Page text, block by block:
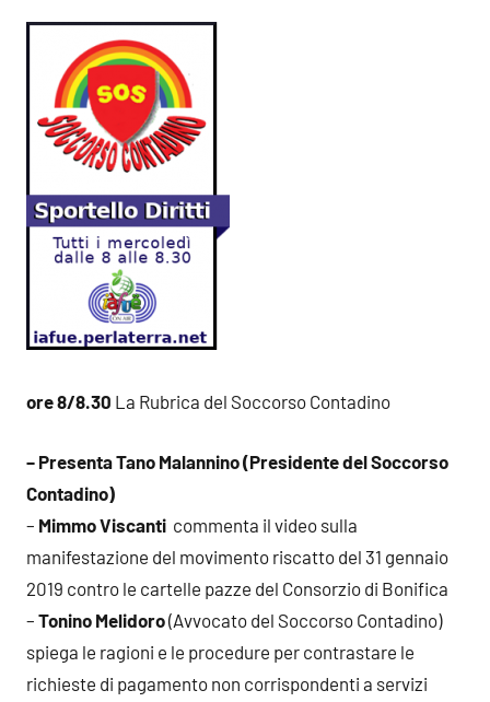
ore 8/8.30 La Rubrica del Soccorso Contadino
– Presenta Tano Malannino (Presidente del Soccorso
Contadino)
– Mimmo Viscanti commenta il video sulla
manifestazione del movimento riscatto del 31 gennaio
2019 contro le cartelle pazze del Consorzio di Bonifica
– Tonino Melidoro(Avvocato del Soccorso Contadino)
spiega le ragioni e le procedure per contrastare le
richieste di pagamento non corrispondenti a servizi